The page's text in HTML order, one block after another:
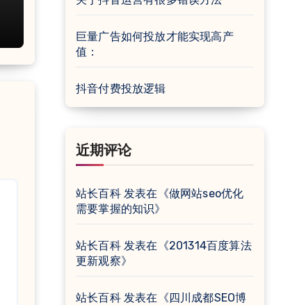
巨量广告如何投放才能实现高产
值：
抖音付费投放逻辑
近期评论
站长百科发表在《做网站seo优化
需要掌握的知识》
站长百科发表在《201314百度算法
更新观察》
站长百科发表在《四川成都SEO博